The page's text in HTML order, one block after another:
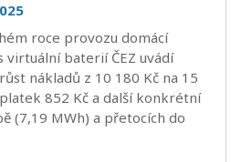
roce provozu domácí
baterií ČEZ uvádí
nákladů z 10 180 Kč na 15
852 Kč a další konkrétní
(7,19 MWh) a přetocích do